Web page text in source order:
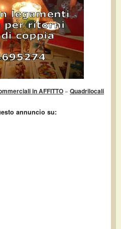
in AFFITTO » Quadrilocali
annuncio su: